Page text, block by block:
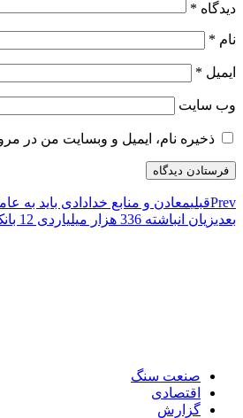
دیدگاه *
نام *
ایمیل *
وب‌ سایت
ذخیره نام، ایمیل و وبسایت من در
Prevقبلیمعادن و منابع خدادادی باید به
بعدیزیان انباشته 336 هزار میلیاردی 12 بانک ایرانی
صنعت سنگ
اقتصادی
گزارش